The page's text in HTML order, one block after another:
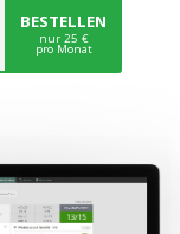
BESTELLEN
nur 25 €
pro Monat